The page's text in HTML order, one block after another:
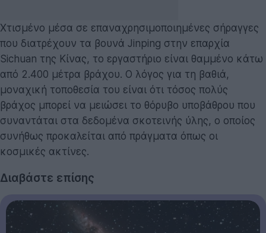
Χτισμένο μέσα σε επαναχρησιμοποιημένες σήραγγες
που διατρέχουν τα βουνά Jinping στην επαρχία
Sichuan της Κίνας, το εργαστήριο είναι θαμμένο κάτω
από 2.400 μέτρα βράχου. Ο λόγος για τη βαθιά,
μοναχική τοποθεσία του είναι ότι τόσος πολύς
βράχος μπορεί να μειώσει το θόρυβο υποβάθρου που
συναντάται στα δεδομένα σκοτεινής ύλης, ο οποίος
συνήθως προκαλείται από πράγματα όπως οι
κοσμικές ακτίνες.
Διαβάστε επίσης